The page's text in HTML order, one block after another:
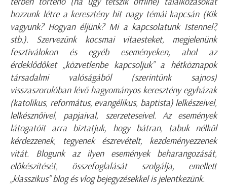
hozzunk létre a keresztény hit nagy témái kapcsán (Kik
vagyunk? Hogyan éljünk? Mi a kapcsolatunk Istennel?,
stb.). Szervezünk kocsmai vitaesteket, megjelenünk
fesztiválokon és egyéb eseményeken, ahol az
érdeklődőket „közvetlenbe kapcsoljuk” a hétköznapok
társadalmi valóságából (szerintünk sajnos)
visszaszorulóban lévő hagyományos keresztény egyházak
(katolikus, református, evangélikus, baptista) lelkészeivel,
lelkésznőivel, papjaival, szerzeteseivel. Az események
látogatóit arra biztatjuk, hogy bátran, tabuk nélkül
kérdezzenek, tegyenek észrevételt, kezdeményezzenek
vitát. Blogunk az ilyen események beharangozását,
előkészítését, összefoglalását szolgálja, emellett
„klasszikus” blog és vlog bejegyzésekkel is jelentkezünk.